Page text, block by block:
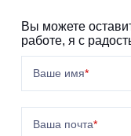
Вы можете
работе, я с
Ваше имя*
Ваша почта*